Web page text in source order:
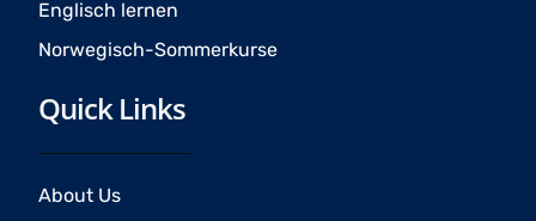
Englisch lernen
Norwegisch-Sommerkurse
Quick Links
About Us